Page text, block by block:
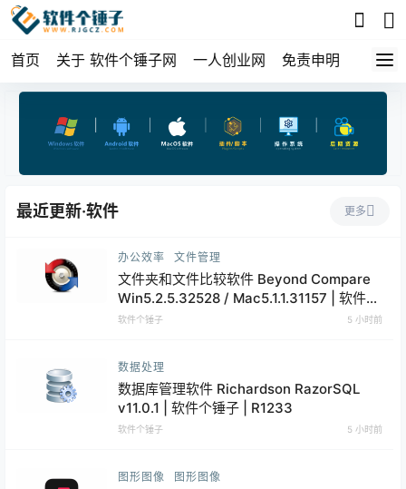
首页 关于 软件个锤子网 一人创业网 免责申明
最近更新·软件 更多
办公效率 文件管理
文件夹和文件比较软件 Beyond Compare
Win5.2.5.32528 / Mac5.1.1.31157 | 软件个
锤子 | R1599
软件个锤子 5 小时前
数据处理
数据库管理软件 Richardson RazorSQL
v11.0.1 | 软件个锤子 | R1233
软件个锤子 5 小时前
图形图像 图形图像